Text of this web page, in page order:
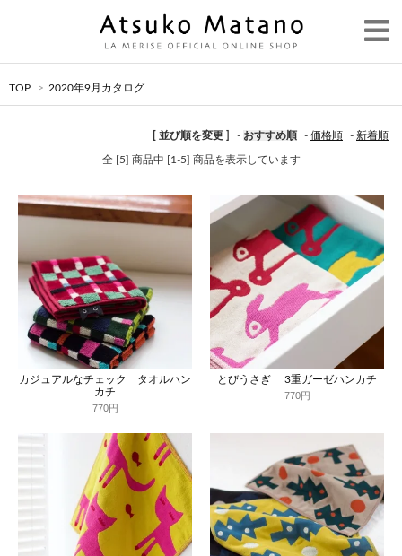
TOP > 2020年9月カタログ
[ 並び順を変更 ] - おすすめ順 - 価格順 - 新着順
全 [5] 商品中 [1-5] 商品を表示しています
カジュアルなチェック タオルハン
カチ
770円
とびうさぎ 3重ガーゼハンカチ
770円